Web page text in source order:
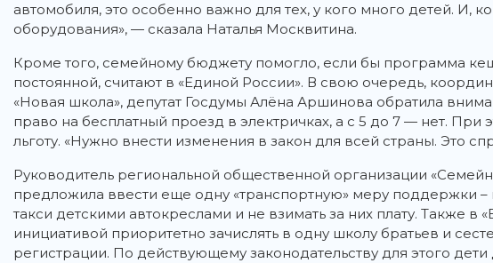
автомобиля, это особенно важно для тех, у кого много детей. И,
оборудования», — сказала Наталья Москвитина.
Кроме того, семейному бюджету помогло, если бы программа
постоянной, считают в «Единой России». В свою очередь,
«Новая школа», депутат Госдумы Алёна Аршинова обратила
право на бесплатный проезд в электричках, а с 5 до 7 — нет.
льготу. «Нужно внести изменения в закон для всей страны. Это
Руководитель региональной общественной организации
предложила ввести еще одну «транспортную» меру поддержки –
такси детскими автокреслами и не взимать за них плату. Также в
инициативой приоритетно зачислять в одну школу братьев и
регистрации. По действующему законодательству для этого